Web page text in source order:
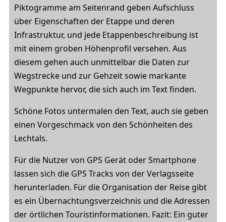
Piktogramme am Seitenrand geben Aufschluss
über Eigenschaften der Etappe und deren
Infrastruktur, und jede Etappenbeschreibung ist
mit einem groben Höhenprofil versehen. Aus
diesem gehen auch unmittelbar die Daten zur
Wegstrecke und zur Gehzeit sowie markante
Wegpunkte hervor, die sich auch im Text finden.
Schöne Fotos untermalen den Text, auch sie geben
einen Vorgeschmack von den Schönheiten des
Lechtals.
Für die Nutzer von GPS Gerät oder Smartphone
lassen sich die GPS Tracks von der Verlagsseite
herunterladen. Für die Organisation der Reise gibt
es ein Übernachtungsverzeichnis und die Adressen
der örtlichen Touristinformationen. Fazit: Ein guter